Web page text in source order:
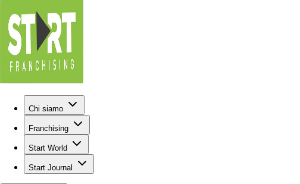
Chi siamo
Franchising
Start World
Start Journal